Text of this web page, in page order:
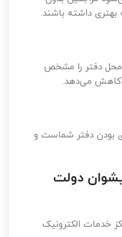
بهتری داشته باشند.
محل دفتر را مشخص
کاهش می‌دهد.
بودن دفتر شماست و
دولت
خدمات الکترونیک